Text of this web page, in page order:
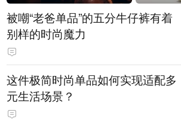
被嘲“老爸单品”的五分牛仔裤有着
别样的时尚魔力
这件极简时尚单品如何实现适配多
元生活场景？